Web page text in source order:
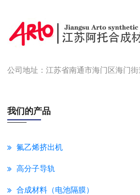
公司地址：江苏省南通市海门区海门
我们的产品
氟乙烯挤出机
高分子导轨
合成材料（电池隔膜）